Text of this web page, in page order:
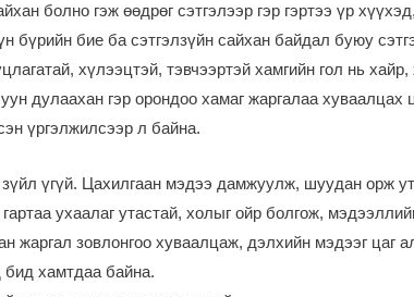
болно гэж өөдрөг сэтгэлээр гэр гэртээ үр
бүрийн бие ба сэтгэлзүйн сайхан байдал буюу
хүлээцтэй, тэвчээртэй хамгийн гол нь
дулаахан гэр орондоо хамаг жаргалаа хуваалцах
үргэлжилсээр л байна.
үгүй. Цахилгаан мэдээ дамжуулж, шуудан орж
ухаалаг утастай, холыг ойр болгож,
жаргал зовлонгоо хуваалцаж, дэлхийн мэдээг цаг
бид хамтдаа байна.